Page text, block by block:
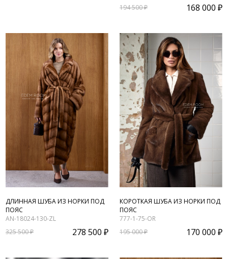
194 500 ₽
168 000 ₽
ДЛИННАЯ ШУБА ИЗ НОРКИ ПОД
ПОЯС
AN-18024-130-ZL
325 500 ₽
278 500 ₽
КОРОТКАЯ ШУБА ИЗ НОРКИ ПОД
ПОЯС
777-1-75-OR
195 000 ₽
170 000 ₽